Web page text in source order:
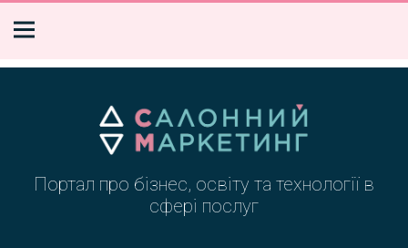
Портал про бізнес, освіту та технології в
сфері послуг